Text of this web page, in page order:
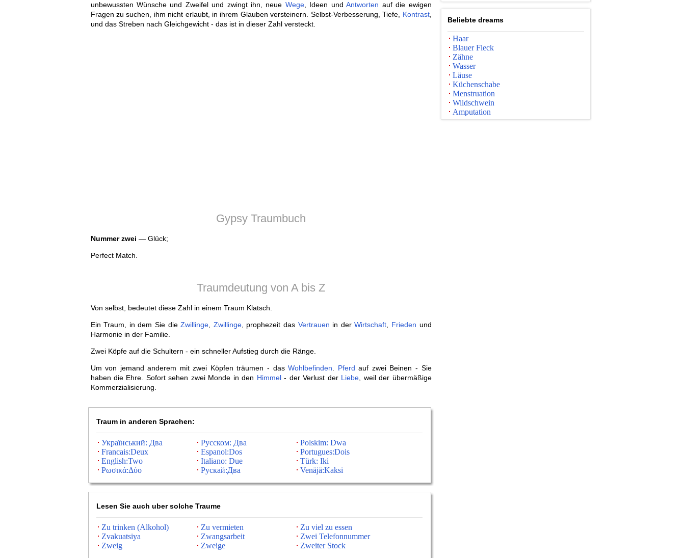
unbewussten Wünsche und Zweifel und zwingt ihn, neue Wege, Ideen undAntworten auf die ewigen
Fragen zu suchen, ihm nicht erlaubt, in ihrem Glauben versteinern. Selbst-Verbesserung, Tiefe, Kontrast,
und das Streben nach Gleichgewicht - das ist in dieser Zahl versteckt.
Gypsy Traumbuch
Nummer zwei — Glück;
Perfect Match.
Traumdeutung von A bis Z
Von selbst, bedeutet diese Zahl in einem Traum Klatsch.
Ein Traum, in dem Sie dieZwillinge Zwillinge, prophezeit das Vertrauen in derWirtschaft Frieden und
Harmonie in der Familie.
Zwei Köpfe auf die Schultern - ein schneller Aufstieg durch die Ränge.
Um von jemand anderem mit zwei Köpfen träumen - dasWohlbefinden Pferd auf zwei Beinen - Sie
haben die Ehre. Sofort sehen zwei Monde in den Himmel- der Verlust der Liebe , weil der übermäßige
Kommerzialisierung.
Traum in anderen Sprachen:
Український: Два Русском: Два
Polskim: Dwa
Francais:Deux
Espanol:Dos
Portugues:Dois
English:Two
Italiano: Due
Türk: Iki
Ρωσικά:Δύο
Рускай:Два Venäjä:Kaksi
Lesen Sie auch uber solche Traume
Zu trinken (Alkohol) Zu vermieten
Zu viel zu essen
Zvakuatsiya
Zwangsarbeit
Zwei Telefonnummer
Zweig
Zweige Zweiter Stock
Beliebte dreams
Haar
Blauer Fleck
Zähne
Wasser
Läuse
Küchenschabe
Menstruation
Wildschwein
Amputation